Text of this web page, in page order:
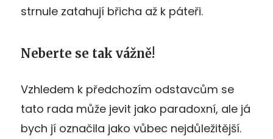
strnule zatahují břicha až k páteři.
Neberte se tak vážně!
Vzhledem k předchozím odstavcům se
tato rada může jevit jako paradoxní, ale já
bych jí označila jako vůbec nejdůležitější.